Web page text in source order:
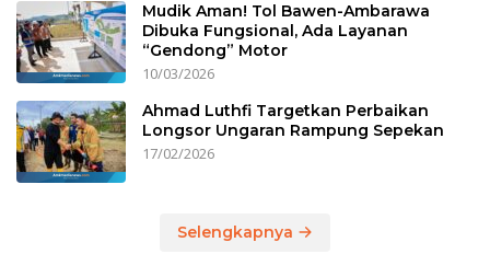
Mudik Aman! Tol Bawen-Ambarawa
Dibuka Fungsional, Ada Layanan
“Gendong” Motor
10/03/2026
Ahmad Luthfi Targetkan Perbaikan
Longsor Ungaran Rampung Sepekan
17/02/2026
Selengkapnya